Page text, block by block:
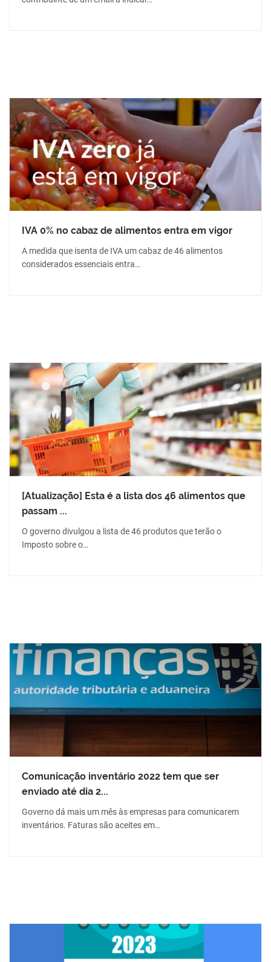
IVA 0% no cabaz de alimentos entra em vigor
A medida que isenta de IVA um cabaz de 46 alimentos
considerados essenciais entra…
[Atualização] Esta é a lista dos 46 alimentos que
passam ...
O governo divulgou a lista de 46 produtos que terão o
Imposto sobre o…
Comunicação inventário 2022 tem que ser
enviado até dia 2...
Governo dá mais um mês às empresas para comunicarem
inventários. Faturas são aceites em…